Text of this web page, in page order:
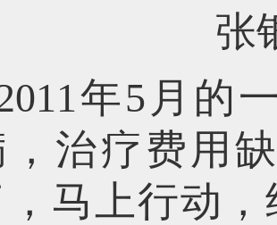
张
年5月的
，治疗费用
，马上行动